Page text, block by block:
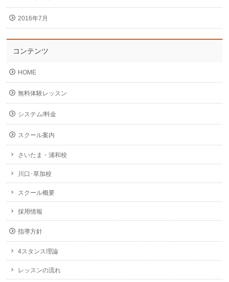
2016年7月
コンテンツ
HOME
無料体験レッスン
システム/料金
スクール案内
さいたま・浦和校
川口･草加校
スクール概要
採用情報
指導方針
4スタンス理論
レッスンの流れ